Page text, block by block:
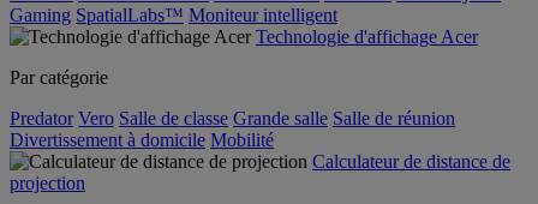
Gaming SpatialLabs™ Moniteur intelligent
Technologie d'affichage Acer
Par catégorie
Predator Vero Salle de classe Grande salle Salle de réunion
Divertissement à domicile Mobilité
Calculateur de distance de
projection